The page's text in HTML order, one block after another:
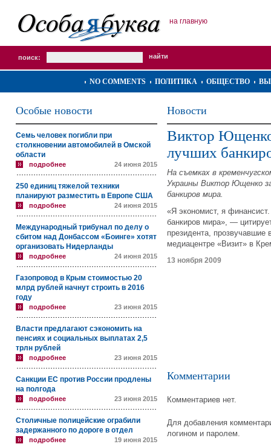
на главную
поиск:
NO COMMENTS ПОЛИТИКА ОБЩЕСТВО
Особые новости
Семь человек погибли при
столкновении автомобилей в Омской
области
подробнее 24 июня 2015
250 единиц тяжелой техники
планируют разместить в Европе США
подробнее 24 июня 2015
Международный трибунал по делу о
сбитом над Донбассом «Боинге» хотят
организовать Нидерланды
подробнее 24 июня 2015
Газопровод в Крым стоимостью 20
млрд рублей начнут строить в 2016
году
подробнее 23 июня 2015
Власти предлагают сэкономить на
пенсиях и социальных выплатах 2,5
трлн рублей
подробнее 23 июня 2015
Санкции ЕС против России продлены
на полгода
подробнее 23 июня 2015
Столичные полицейские ограбили
задержанного по дороге в отдел
подробнее 19 июня 2015
Новости
Виктор Ющенко
лучших
На съемках в
Украины Виктор Ющенко
банкиров мира.
«Я экономист, я
банкиров мира», —
президента, прозвучавшие
медиацентре «Визит» в
13 ноября 2009
Комментарии
Комментариев нет.
Для добавления
логином и паролем.